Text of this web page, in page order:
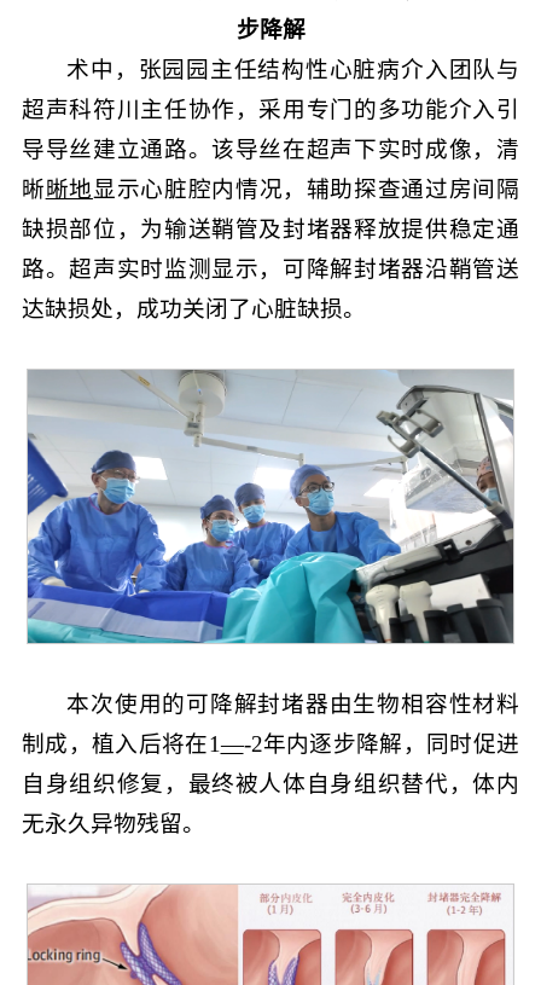
步降解
术中，张园园主任结构性心脏病介入团队与
超声科符川主任协作，采用专门的多功能介入引
导导丝建立通路。该导丝在超声下实时成像，清
晰晰地显示心脏腔内情况，辅助探查通过房间隔
缺损部位，为输送鞘管及封堵器释放提供稳定通
路。超声实时监测显示，可降解封堵器沿鞘管送
达缺损处，成功关闭了心脏缺损。
本次使用的可降解封堵器由生物相容性材料
制成，植入后将在1—-2年内逐步降解，同时促进
自身组织修复，最终被人体自身组织替代，体内
无永久异物残留。